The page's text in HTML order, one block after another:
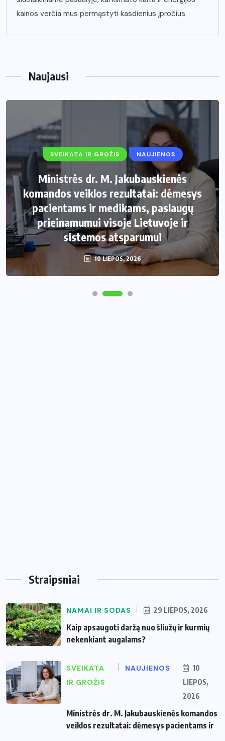
kainos verčia mus permąstyti kasdienius įpročius
Naujausi
SVEIKATA IR GROŽIS NAUJIENOS
Ministrės dr. M. Jakubauskienės
komandos veiklos rezultatai: dėmesys
pacientams ir medikams, paslaugų
prieinamumui visoje Lietuvoje ir
sistemos atsparumui
10 LIEPOS, 2026
Straipsniai
NAMAI IR SODAS 29 LIEPOS, 2026
Kaip apsaugoti daržą nuo šliužų ir kurmių
nekenkiant augalams?
SVEIKATA
IR GROŽIS
NAUJIENOS
10
LIEPOS,
2026
Ministrės dr. M. Jakubauskienės komandos
veiklos rezultatai: dėmesys pacientams ir